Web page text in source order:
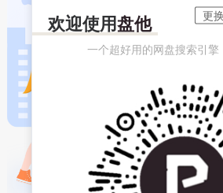
欢迎使用盘他
一个超好用的网盘搜索引擎